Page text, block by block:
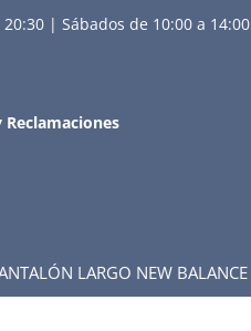
| Sábados de 10:00 a 14:00
Reclamaciones
LARGO NEW BALANCE